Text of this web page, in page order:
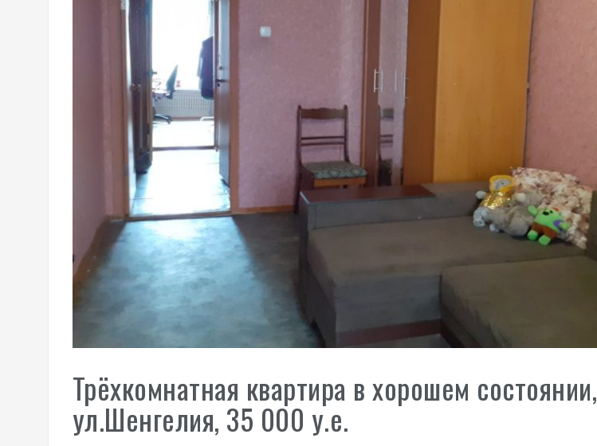
Трёхкомнатная квартира в хорошем состоянии,
ул.Шенгелия, 35 000 у.е.